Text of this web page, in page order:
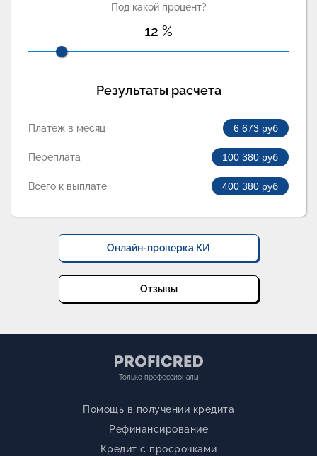
Под какой процент?
12 %
Результаты расчета
Платеж в месяц 6 673 руб
Переплата 100 380 руб
Всего к выплате 400 380 руб
Онлайн-проверка КИ
Отзывы
Только профессионалы
Помощь в получении кредита
Рефинансирование
Кредит с просрочками